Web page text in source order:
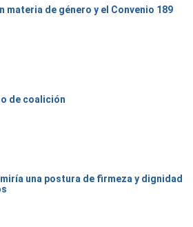
materia de género y el Convenio 189
de coalición
una postura de firmeza y dignidad